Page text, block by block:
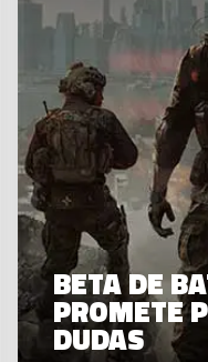
BETA DE
PROMETE
DUDAS